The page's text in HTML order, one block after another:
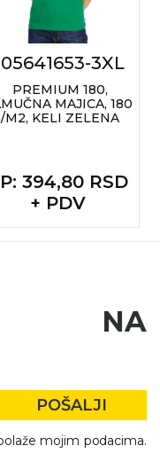
3XL
PREMIUM 180,
MAJICA, 180
M2, KELI ZELENA
: 394,80 RSD
+ PDV
NA
POŠALJI
mojim podacima.